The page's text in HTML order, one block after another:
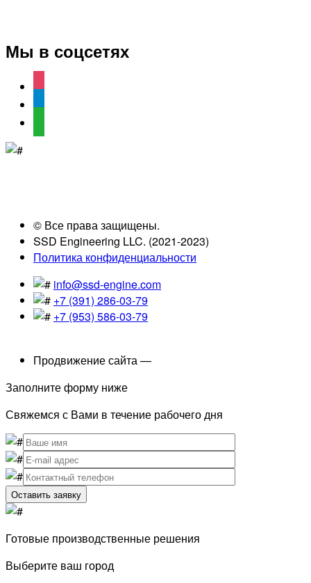
Мы в соцсетях
© Все права защищены.
SSD Engineering LLC. (2021-2023)
Политика конфиденциальности
info@ssd-engine.com
+7 (391) 286-03-79
+7 (953) 586-03-79
Продвижение сайта —
Заполните форму ниже
Свяжемся с Вами в течение рабочего дня
Готовые производственные решения
Выберите ваш город